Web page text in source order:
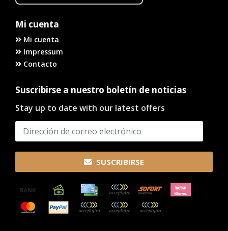
Mi cuenta
Mi cuenta
Impressum
Contacto
Suscribirse a nuestro boletín de noticias
Stay up to date with our latest offers
SUSCRIBIRSE